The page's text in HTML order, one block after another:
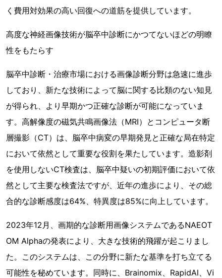
く費用対効果の高い回復への道筋を提供しています。
高度な神経画像技術が脳卒中診断にかつてないほどの明瞭
性をもたらす
脳卒中診断・治療市場における画像診断分野は急速に進歩
しており、新たな技術によって脳に関する比類のない知見
が得られ、より早期かつ正確な診断が可能になっていま
す。高解像度の磁気共鳴画像法（MRI）とコンピュータ断
層撮影（CT）は、脳卒中病変の早期発見と正確な局在特定
において依然として重要な役割を果たしています。造影剤
を使用しないCT検査は、脳卒中疑いの初期評価において依
然として主要な検査法ですが、近年の進歩により、その総
合的な診断感度は64%、特異度は85%に向上しています。
2023年12月、画期的な診断用画像システムであるNAEOT
OM Alphaの発表により、大きな技術的飛躍が起こりまし
た。このシステムは、この分野に新たな基準を打ち立てる
可能性を秘めています。同時に、Brainomix、RapidAI、Vi